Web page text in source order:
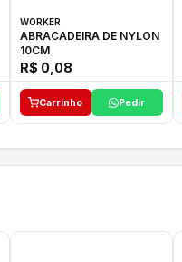
WORKER
ABRACADEIRA DE NYLON
10CM
R$ 0,08
Carrinho Pedir